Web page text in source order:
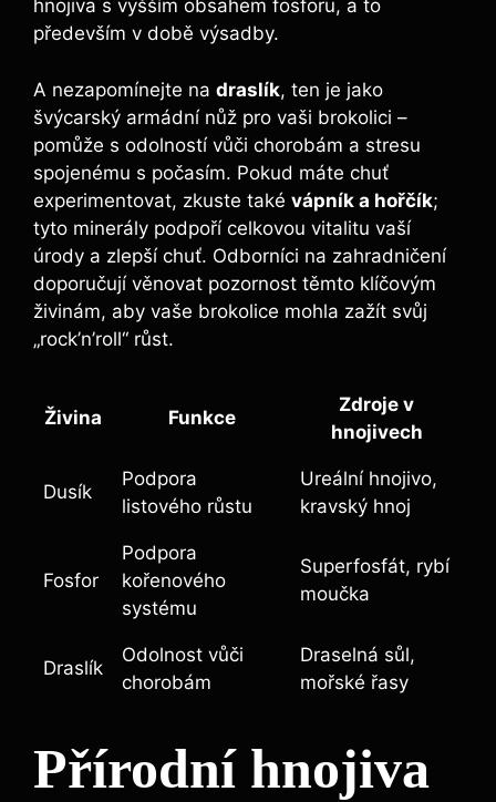
hnojiva s​ vyšším obsahem fosforu, a to
‍především v době výsadby.
A nezapomínejte na draslík, ten ​je jako
švýcarský ⁣armádní nůž⁣ pro vaši ‍brokolici ​–
pomůže s odolností ‌vůči ⁤chorobám⁤ a stresu
spojenému s počasím. Pokud máte chuť‌
experimentovat, ‌zkuste‌ také vápník a hořčík;
tyto‌ minerály podpoří celkovou vitalitu vaší⁤
úrody a zlepší chuť.⁤ Odborníci na zahradničení
doporučují⁤ věnovat pozornost⁤ těmto klíčovým
živinám,‍ aby vaše brokolice‍ mohla zažít svůj‍
„rock’n’roll“ růst.
Živina Funkce
Zdroje v
hnojivech
Dusík
Podpora⁤
listového‍ růstu
Ureální hnojivo,
kravský hnoj
Fosfor
Podpora
kořenového
systému
Superfosfát, ‍rybí
moučka
Draslík
Odolnost vůči
chorobám
Draselná sůl,
mořské řasy
Přírodní hnojiva